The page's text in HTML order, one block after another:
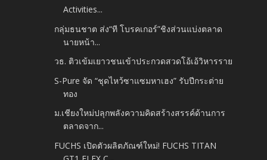
Activities...
กลุ่มธนชาต ส่ง“ที โบรคเกอร์”ชิงส่วนแบ่งตลาด
นายหน้า...
วธ. ติวเข้มเยาวชนเข้าประกวดสวดโอ้เอ้วิหารราย
S-Pure จัด “ชุดไหว้ซาแซมหาเฮง” รับปีกระต่าย
ทอง
ม.เชียงใหม่ปลุกพลังความคิดสร้างสรรค์ด้านการ
ตลาดจาก...
FUCHS เปิดตัวผลิตภัณฑ์ใหม่! FUCHS TITAN